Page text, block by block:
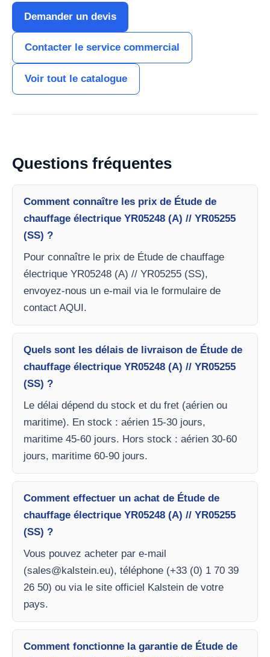
Demander un devis
Contacter le service commercial
Voir tout le catalogue
Questions fréquentes
Comment connaître les prix de Étude de
chauffage électrique YR05248 (A) // YR05255
(SS) ?
Pour connaître le prix de Étude de chauffage
électrique YR05248 (A) // YR05255 (SS),
envoyez-nous un e-mail via le formulaire de
contact AQUI.
Quels sont les délais de livraison de Étude de
chauffage électrique YR05248 (A) // YR05255
(SS) ?
Le délai dépend du stock et du fret (aérien ou
maritime). En stock : aérien 15-30 jours,
maritime 45-60 jours. Hors stock : aérien 30-60
jours, maritime 60-90 jours.
Comment effectuer un achat de Étude de
chauffage électrique YR05248 (A) // YR05255
(SS) ?
Vous pouvez acheter par e-mail
(sales@kalstein.eu), téléphone (+33 (0) 1 70 39
26 50) ou via le site officiel Kalstein de votre
pays.
Comment fonctionne la garantie de Étude de